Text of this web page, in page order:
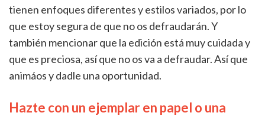
tienen enfoques diferentes y estilos variados, por lo
que estoy segura de que no os defraudarán. Y
también mencionar que la edición está muy cuidada y
que es preciosa, así que no os va a defraudar. Así que
animáos y dadle una oportunidad.
Hazte con un ejemplar en papel o una